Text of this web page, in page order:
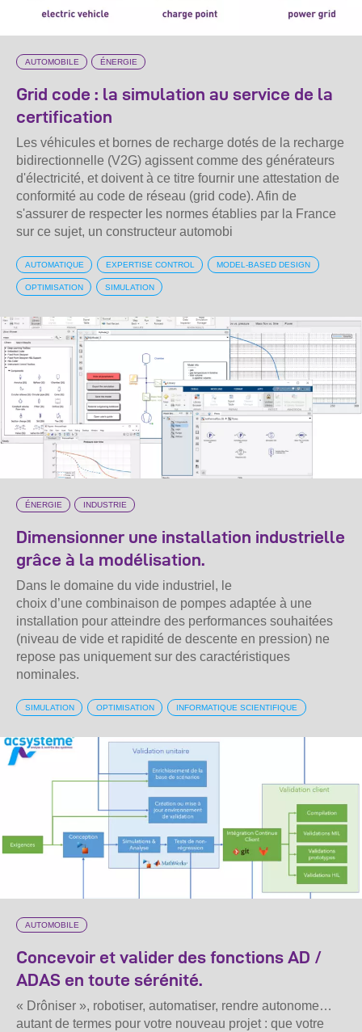
AUTOMOBILE ÉNERGIE
Grid code : la simulation au service de la
certification
Les véhicules et bornes de recharge dotés de la recharge
bidirectionnelle (V2G) agissent comme des générateurs
d'électricité, et doivent à ce titre fournir une attestation de
conformité au code de réseau (grid code). Afin de
s'assurer de respecter les normes établies par la France
sur ce sujet, un constructeur automobi
AUTOMATIQUE EXPERTISE CONTROL MODEL-BASED DESIGN
OPTIMISATION SIMULATION
ÉNERGIE INDUSTRIE
Dimensionner une installation industrielle
grâce à la modélisation.
Dans le domaine du vide industriel, le
choix d’une combinaison de pompes adaptée à une
installation pour atteindre des performances souhaitées
(niveau de vide et rapidité de descente en pression) ne
repose pas uniquement sur des caractéristiques
nominales.
SIMULATION OPTIMISATION INFORMATIQUE SCIENTIFIQUE
AUTOMOBILE
Concevoir et valider des fonctions AD /
ADAS en toute sérénité.
« Drôniser », robotiser, automatiser, rendre autonome…
autant de termes pour votre nouveau projet : que votre